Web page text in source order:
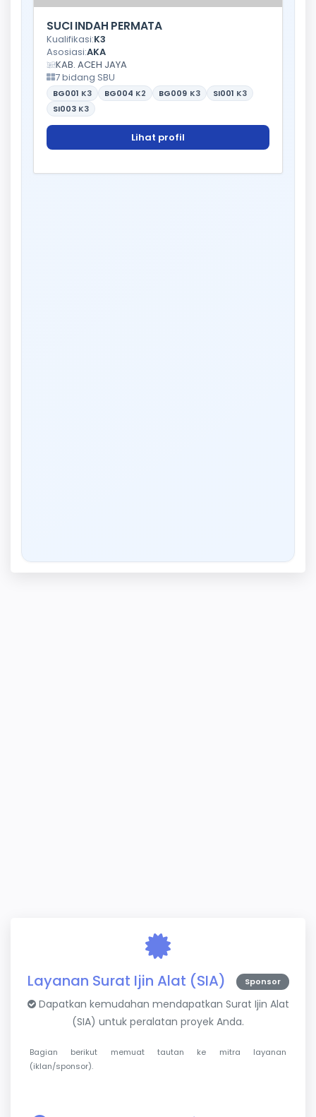
SUCI INDAH PERMATA
Kualifikasi:K3
Asosiasi:AKA
KAB. ACEH JAYA
7 bidang SBU
BG001 K3 BG004 K2 BG009 K3 SI001 K3
SI003 K3
Lihat profil
Layanan Surat Ijin Alat (SIA) Sponsor
Dapatkan kemudahan mendapatkan Surat Ijin Alat
(SIA) untuk peralatan proyek Anda.
Bagian berikut memuat tautan ke mitra layanan
(iklan/sponsor).